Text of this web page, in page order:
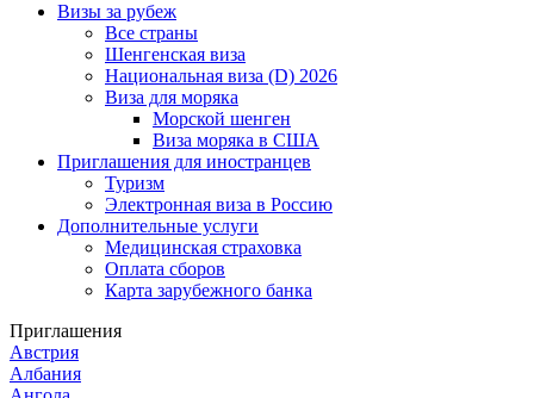
Визы за рубеж
Все страны
Шенгенская виза
Национальная виза (D) 2026
Виза для моряка
Морской шенген
Виза моряка в США
Приглашения для иностранцев
Туризм
Электронная виза в Россию
Дополнительные услуги
Медицинская страховка
Оплата сборов
Карта зарубежного банка
Приглашения
Австрия
Албания